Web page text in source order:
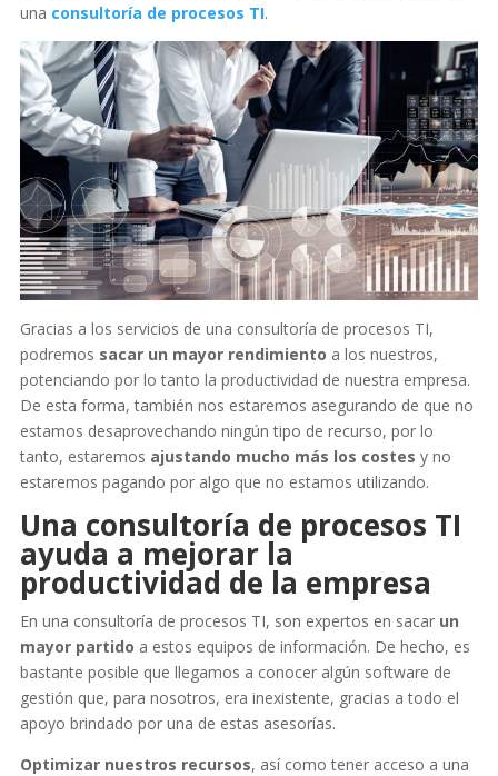
una consultoría de procesos TI.
Gracias a los servicios de una consultoría de procesos TI,
podremos sacar un mayor rendimiento a los nuestros,
potenciando por lo tanto la productividad de nuestra empresa.
De esta forma, también nos estaremos asegurando de que no
estamos desaprovechando ningún tipo de recurso, por lo
tanto, estaremos ajustando mucho más los costes y no
estaremos pagando por algo que no estamos utilizando.
Una consultoría de procesos TI
ayuda a mejorar la
productividad de la empresa
En una consultoría de procesos TI, son expertos en sacar un
mayor partido a estos equipos de información. De hecho, es
bastante posible que llegamos a conocer algún software de
gestión que, para nosotros, era inexistente, gracias a todo el
apoyo brindado por una de estas asesorías.
Optimizar nuestros recursos, así como tener acceso a una